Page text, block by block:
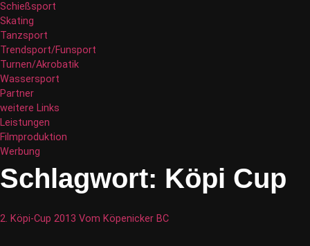
Schießsport
Skating
Tanzsport
Trendsport/Funsport
Turnen/Akrobatik
Wassersport
Partner
weitere Links
Leistungen
Filmproduktion
Werbung
Schlagwort: Köpi Cup
2. Köpi-Cup 2013 Vom Köpenicker BC